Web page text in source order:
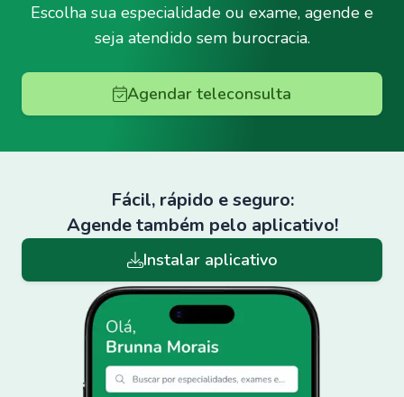
Escolha sua especialidade ou exame, agende e
seja atendido sem burocracia.
Agendar teleconsulta
Fácil, rápido e seguro:
Agende também pelo aplicativo!
Instalar aplicativo